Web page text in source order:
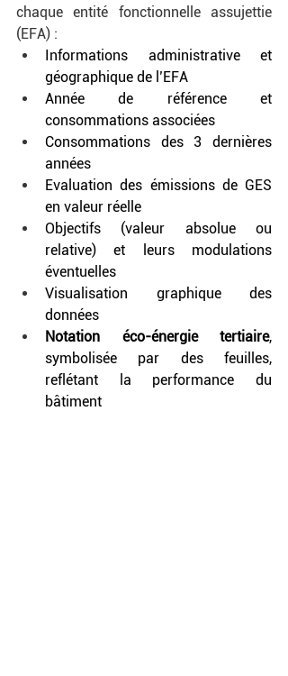
chaque entité fonctionnelle assujettie
(EFA) :
Informations administrative et
géographique de l’EFA
Année de référence et
consommations associées
Consommations des 3 dernières
années
Evaluation des émissions de GES
en valeur réelle
Objectifs (valeur absolue ou
relative) et leurs modulations
éventuelles
Visualisation graphique des
données
Notation éco-énergie tertiaire,
symbolisée par des feuilles,
reflétant la performance du
bâtiment